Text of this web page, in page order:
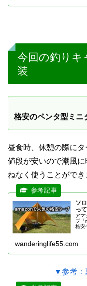
今回の釣りキ
装
格安のペンタ型ミニ
昼食時、休憩の際にタ
値段が安いので潮風
ねなく使うことができ
ソ
っ
アマ
プ『
格安
wanderinglife55.com
▼参考：